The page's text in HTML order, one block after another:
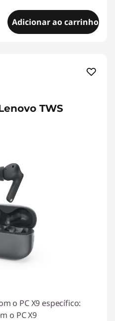
Adicionar ao carrinho
TWS
o PC X9 específico:
o PC X9